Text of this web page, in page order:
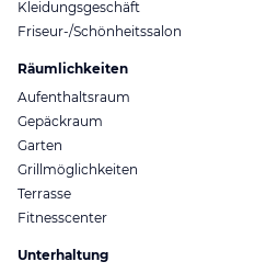
Kleidungsgeschäft
Friseur-/Schönheitssalon
Räumlichkeiten
Aufenthaltsraum
Gepäckraum
Garten
Grillmöglichkeiten
Terrasse
Fitnesscenter
Unterhaltung